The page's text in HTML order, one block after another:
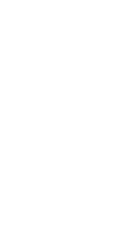
aos favoritos